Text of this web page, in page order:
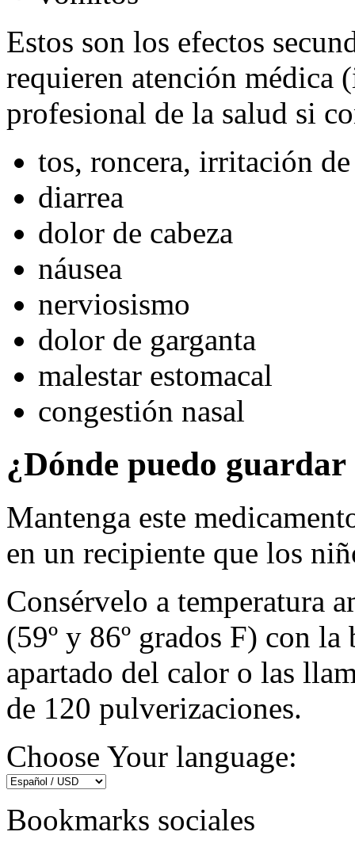
Estos son los efectos
requieren atención médica
profesional de la salud si
tos, roncera, irritación
diarrea
dolor de cabeza
náusea
nerviosismo
dolor de garganta
malestar estomacal
congestión nasal
¿Dónde puedo
Mantenga este
en un recipiente que los
Consérvelo a temperatura
(59º y 86º grados F) con
apartado del calor o las
de 120 pulverizaciones.
Choose Your language:
Bookmarks sociales